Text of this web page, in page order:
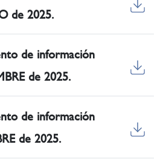
de 2025.
de información
de 2025.
de información
de 2025.